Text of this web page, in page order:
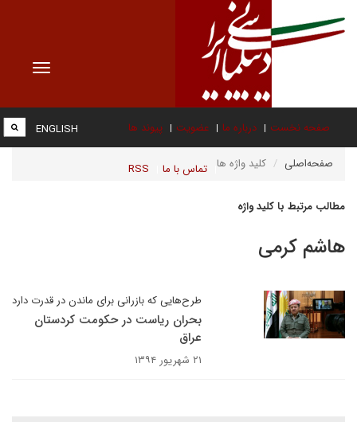
Toggle
صفحه نخست درباره ما عضویت پیوند ها
تماس با ما RSS
ENGLISH
صفحه‌اصلی کلید واژه ها
مطالب مرتبط با کلید واژه
هاشم کرمی
طرح‌هایی که بازرانی برای ماندن در قدرت دارد
بحران ریاست در حکومت کردستان
عراق
۲۱ شهریور ۱۳۹۴